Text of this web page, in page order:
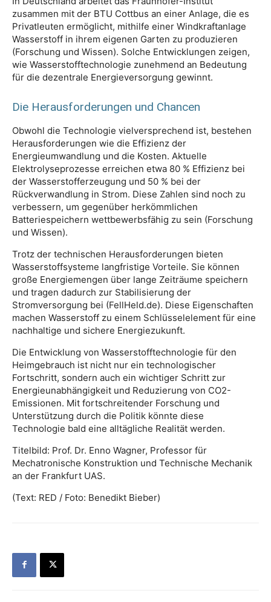
zusammen mit der BTU Cottbus an einer Anlage, die es
Privatleuten ermöglicht, mithilfe einer Windkraftanlage
Wasserstoff in ihrem eigenen Garten zu produzieren
(Forschung und Wissen). Solche Entwicklungen zeigen,
wie Wasserstofftechnologie zunehmend an Bedeutung
für die dezentrale Energieversorgung gewinnt.
Die Herausforderungen und Chancen
Obwohl die Technologie vielversprechend ist, bestehen
Herausforderungen wie die Effizienz der
Energieumwandlung und die Kosten. Aktuelle
Elektrolyseprozesse erreichen etwa 80 % Effizienz bei
der Wasserstofferzeugung und 50 % bei der
Rückverwandlung in Strom. Diese Zahlen sind noch zu
verbessern, um gegenüber herkömmlichen
Batteriespeichern wettbewerbsfähig zu sein (Forschung
und Wissen).
Trotz der technischen Herausforderungen bieten
Wasserstoffsysteme langfristige Vorteile. Sie können
große Energiemengen über lange Zeiträume speichern
und tragen dadurch zur Stabilisierung der
Stromversorgung bei (FellHeld.de). Diese Eigenschaften
machen Wasserstoff zu einem Schlüsselelement für eine
nachhaltige und sichere Energiezukunft.
Die Entwicklung von Wasserstofftechnologie für den
Heimgebrauch ist nicht nur ein technologischer
Fortschritt, sondern auch ein wichtiger Schritt zur
Energieunabhängigkeit und Reduzierung von CO2-
Emissionen. Mit fortschreitender Forschung und
Unterstützung durch die Politik könnte diese
Technologie bald eine alltägliche Realität werden.
Titelbild: Prof. Dr. Enno Wagner, Professor für
Mechatronische Konstruktion und Technische Mechanik
an der Frankfurt UAS.
(Text: RED / Foto: Benedikt Bieber)